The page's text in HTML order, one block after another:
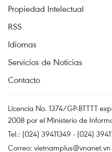
Propiedad Intelectual
RSS
Idiomas
Servicios de Noticias
Contacto
Licencia No. 1374/GP-BTTTT
2008 por el Ministerio de
Tel.: (024) 39411349 - (024)
Correo: vietnamplus@vnanet.vn